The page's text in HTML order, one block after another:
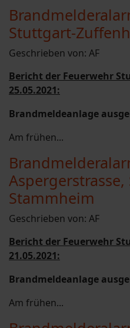
Stuttgart-
Geschrieben von: AF
Bericht der Feuerwehr
25.05.2021:
Brandmeldeanlage
Am frühen...
Stammheim
Geschrieben von: AF
Bericht der Feuerwehr
21.05.2021:
Brandmeldeanlage
Am frühen...